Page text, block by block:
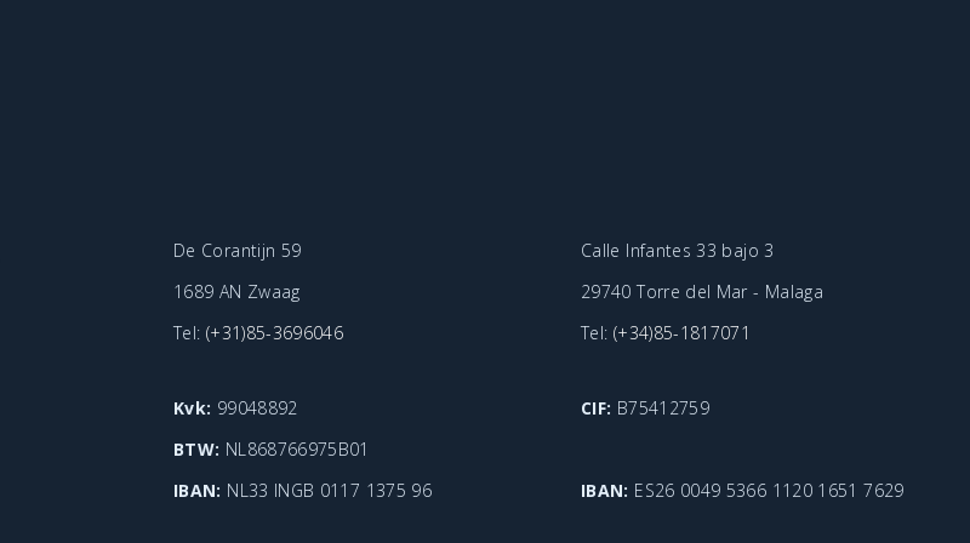
a
De Corantijn 59
1689 AN Zwaag
Tel: (+31)85-3696046
Kvk: 99048892
BTW: NL868766975B01
IBAN: NL33 INGB 0117 1375 96
Calle Infantes 33 bajo 3
29740 Torre del Mar - Malaga
Tel: (+34)85-1817071
CIF: B75412759
IBAN: ES26 0049 5366 1120 1651 7629